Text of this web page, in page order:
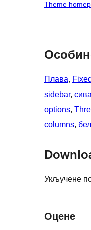
Theme
Плава,
sidebar, сива
options,
columns,
Укључене
Оцене